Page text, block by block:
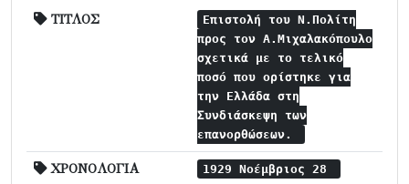
ΤΙΤΛΟΣ
Επιστολή του Ν.Πολίτη
προς τον Α.Μιχαλακόπουλο
σχετικά με το τελικό
ποσό που ορίστηκε για
την Ελλάδα στη
Συνδιάσκεψη των
επανορθώσεων.
ΧΡΟΝΟΛΟΓΙΑ 1929 Νοέμβριος 28